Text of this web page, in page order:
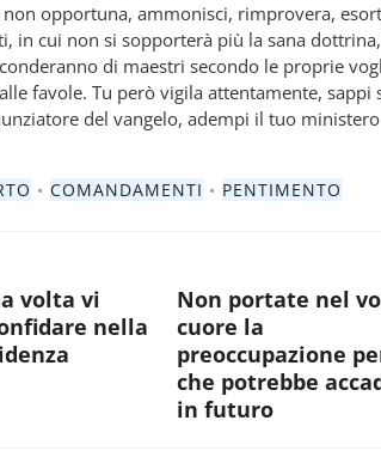
opportuna, ammonisci, rimprovera,
in cui non si sopporterà più la sana
di maestri secondo le proprie
favole. Tu però vigila attentamente,
del vangelo, adempi il tuo ministero
• COMANDAMENTI • PENTIMENTO
volta vi
nella
Non portate nel
cuore la
preoccupazione
che potrebbe
in futuro